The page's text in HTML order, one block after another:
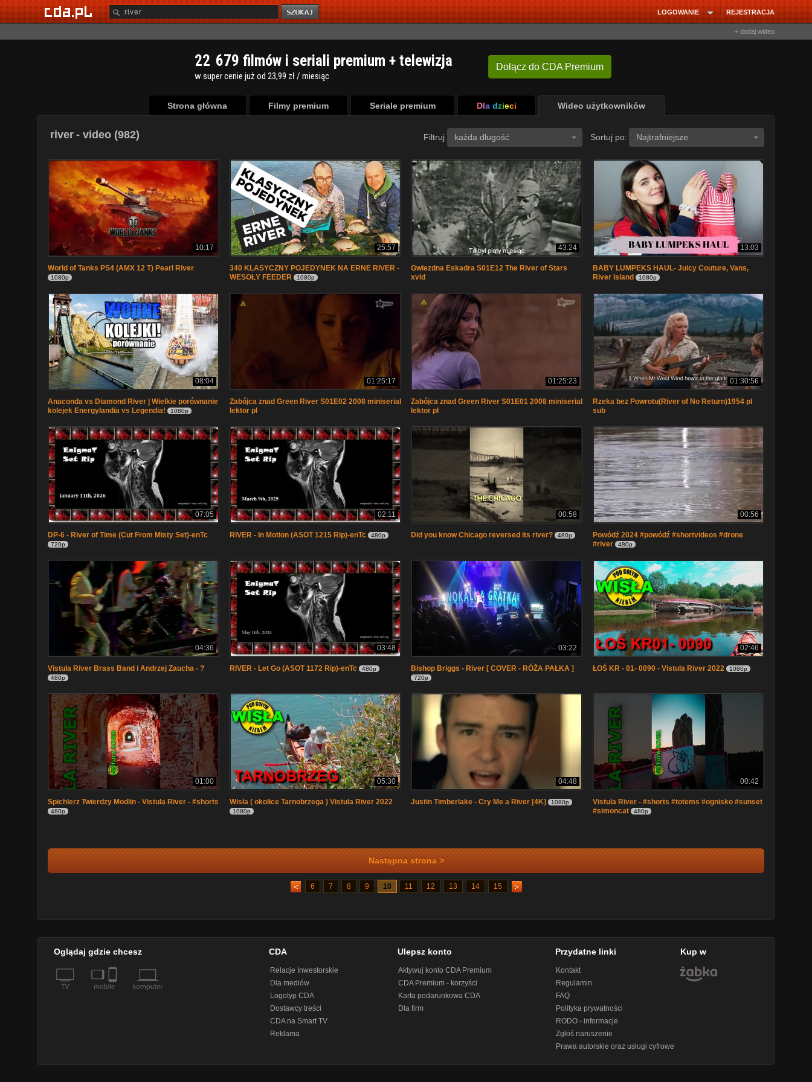
REJESTRACJA
LOGOWANIE
+ dodaj wideo
Dołącz do CDA Premium
22 679 filmów i seriali premium + telewizja
w super cenie już od 23,99 zł / miesiąc
Strona główna Filmy premium Seriale premium Dla dzieci Wideo użytkowników
river - video (982) Filtruj każda długość Sortuj po: Najtrafniejsze
10:17
World of Tanks PS4 (AMX 12 T) Pearl River
1080p
25:57
340 KLASYCZNY POJEDYNEK NA ERNE RIVER -
WESOŁY FEEDER
1080p
43:24
Gwiezdna Eskadra S01E12 The River of Stars
xvid
13:03
BABY LUMPEKS HAUL- Juicy Couture, Vans,
River Island
1080p
08:04
Anaconda vs Diamond River | Wielkie porównanie
kolejek Energylandia vs Legendia!
1080p
01:25:17
Zabójca znad Green River S01E02 2008 miniserial
lektor pl
01:25:23
Zabójca znad Green River S01E01 2008 miniserial
lektor pl
01:30:56
Rzeka bez Powrotu(River of No Return)1954 pl
sub
07:05
DP-6 - River of Time (Cut From Misty Set)-enTc
720p
02:11
RIVER - In Motion (ASOT 1215 Rip)-enTc 480p
00:58
Did you know Chicago reversed its river? 480p
00:56
Powódź 2024 #powódź #shortvideos #drone
#river
480p
04:36
Vistula River Brass Band i Andrzej Zaucha - ?
480p
03:48
RIVER - Let Go (ASOT 1172 Rip)-enTc 480p
03:22
Bishop Briggs - River [ COVER - RÓŻA PAŁKA ]
720p
02:46
ŁOŚ KR - 01- 0090 - Vistula River 2022 1080p
01:00
Spichlerz Twierdzy Modlin - Vistula River - #shorts
480p
05:30
Wisła ( okolice Tarnobrzega ) Vistula River 2022
1080p
04:48
Justin Timberlake - Cry Me a River [4K] 1080p
00:42
Vistula River - #shorts #totems #ognisko #sunset
#simoncat
480p
Następna strona >
6 7 8 9 10 11 12 13 14 15
Oglądaj gdzie chcesz CDA
Relacje Inwestorskie
Dla mediów
Logotyp CDA
Dostawcy treści
CDA na Smart TV
Reklama
Ulepsz konto
Aktywuj konto CDA Premium
CDA Premium - korzyści
Karta podarunkowa CDA
Dla firm
Przydatne linki
Kontakt
Regulamin
FAQ
Polityka prywatności
RODO - informacje
Zgłoś naruszenie
Prawa autorskie oraz usługi cyfrowe
Kup w